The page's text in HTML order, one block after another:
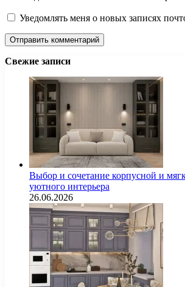
Уведомлять меня о новых записях
Свежие записи
Выбор и сочетание корпусной и
уютного интерьера
26.06.2026